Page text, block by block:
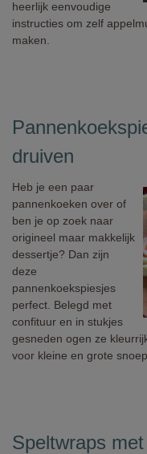
heerlijk eenvoudige
instructies om zelf
maken.
druiven
Heb je een paar
pannenkoeken over of
ben je op zoek naar
origineel maar makkelijk
dessertje? Dan zijn
deze
pannenkoekspiesjes
perfect. Belegd met
confituur en in stukjes
gesneden ogen ze
voor kleine en grote
Speltwraps